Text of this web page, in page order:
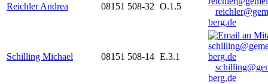
Reichler Andrea 08151 508-32 O.1.5
berg.de
Schilling Michael 08151 508-14 E.3.1
berg.de